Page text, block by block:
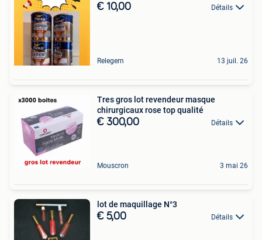
€ 10,00 Détails
Relegem 13 juil. 26
Tres gros lot revendeur masque
chirurgicaux rose top qualité
€ 300,00 Détails
Mouscron 3 mai 26
lot de maquillage N°3
€ 5,00 Détails